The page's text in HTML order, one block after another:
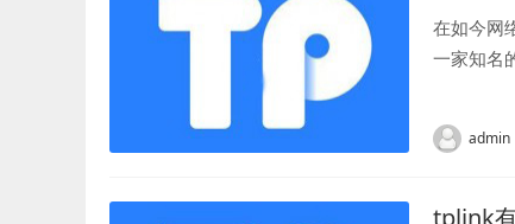
在如今网
一家知名
admin
tplink